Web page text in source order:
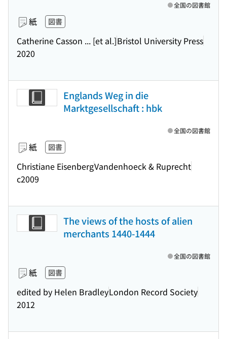
紙 図書
Catherine Casson ... [et al.]Bristol University Press
2020
全国の図書館
Englands Weg in die
Marktgesellschaft : hbk
紙 図書
Christiane EisenbergVandenhoeck & Ruprecht
c2009
全国の図書館
The views of the hosts of alien
merchants 1440-1444
紙 図書
edited by Helen BradleyLondon Record Society
2012
全国の図書館